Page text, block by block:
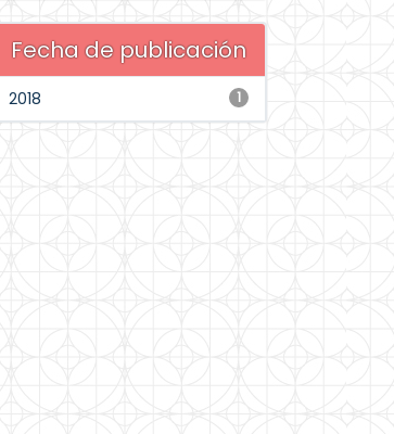
Fecha de publicación
1
2018